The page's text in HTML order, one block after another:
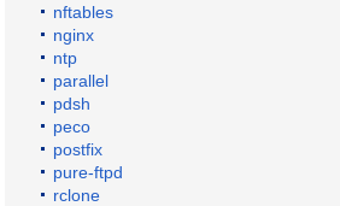
nftables
nginx
ntp
parallel
pdsh
peco
postfix
pure-ftpd
rclone